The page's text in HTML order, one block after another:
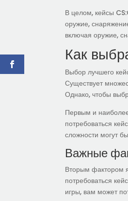
В целом, кейсы
оружие,
включая оружие,
Как
Выбор лучшего
Существует
Однако, чтобы
Первым и
потребоваться
сложности могут
Важные
Вторым фактором
потребоваться
игры, вам может